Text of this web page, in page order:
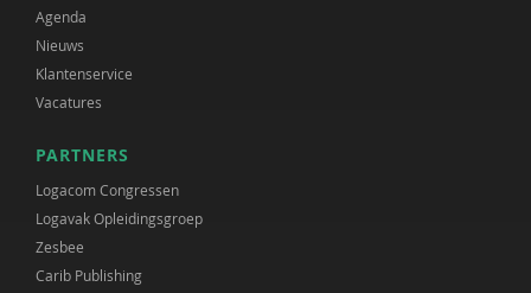
Agenda
Nieuws
Klantenservice
Vacatures
PARTNERS
Logacom Congressen
Logavak Opleidingsgroep
Zesbee
Carib Publishing